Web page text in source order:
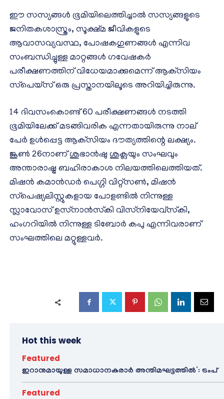
ഈ സസ്യങ്ങള്‍ ഭൂമിയിലെത്തിച്ചാല്‍ സസ്യങ്ങളുടെ
ജനിതകശാസ്ത്രം, സൂക്ഷ്മ ജീവികളുടെ
ആവാസവ്യവസ്ഥ, പോഷകഗുണങ്ങള്‍ എന്നിവ
സംബന്ധിച്ചുള്ള മാറ്റങ്ങള്‍ ഗവേഷകര്‍
പരീക്ഷണത്തിന് വിധേയമാക്കുമെന്ന് ആക്‌സിയം
സ്‌പെയ്‌സ് ഒരു പ്രസ്താനയിലൂടെ അറിയിച്ചിരുന്നു.
14 ദിവസംകൊണ്ട് 60 പരീക്ഷണങ്ങള്‍ നടത്തി
ഭൂമിയിലേക്ക് മടങ്ങിവരിക എന്നതായിരുന്നു നാല്
പേര്‍ ഉള്‍പ്പെട്ട ആക്‌സിയം ദൗത്യത്തിന്റെ ലക്ഷ്യം.
ജൂണ്‍ 26നാണ് ശുഭാന്‍ഷു ശുക്ലയും സംഘവും
അന്താരാഷ്ട്ര ബഹിരാകാശ നിലയത്തിലെത്തിയത്.
മിഷന്‍ കമാന്‍ഡര്‍ പെഗ്ഗി വിറ്റ്‌സണ്‍, മിഷന്‍
സ്‌പെഷ്യലിസ്റ്റുകളായ പോളണ്ടില്‍ നിന്നുള്ള
സ്ലാവോസ് ഉസ്‌നാന്‍സ്‌കി വിസ്‌നിയേവ്‌സ്‌കി,
ഹംഗറിയില്‍ നിന്നുള്ള ടിബോര്‍ കപു എന്നിവരാണ്
സംഘത്തിലെ മറ്റുള്ളവര്‍.
Hot this week
Featured
ഇറാനുമായുള്ള സമാധാനകരാർ അന്തിമഘട്ടത്തിൽ‌’: ട്രംപ്
Featured